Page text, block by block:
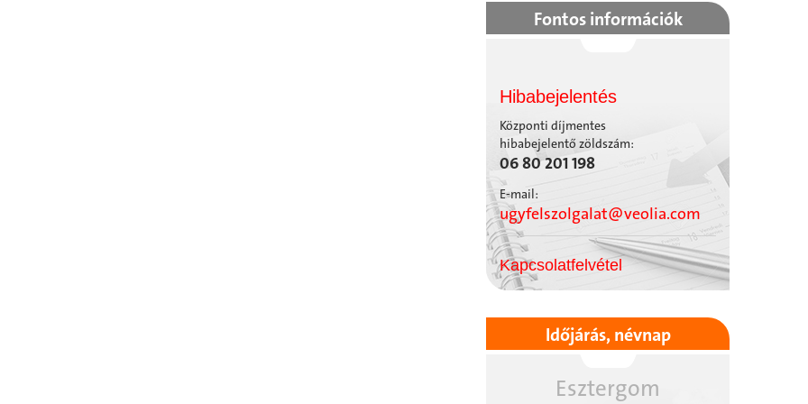
Fontos információk
Hibabejelentés
Központi díjmentes
hibabejelentő zöldszám:
06 80 201 198
E-mail:
ugyfelszolgalat@veolia.com
Kapcsolatfelvétel
Időjárás, névnap
Esztergom